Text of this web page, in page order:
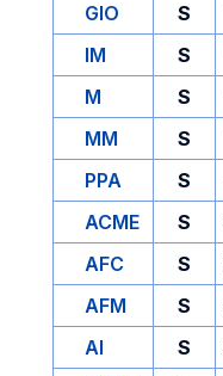
GIO
S
IM
S
M
S
MM
S
PPA
S
ACME
S
AFC
S
AFM
S
AI
S